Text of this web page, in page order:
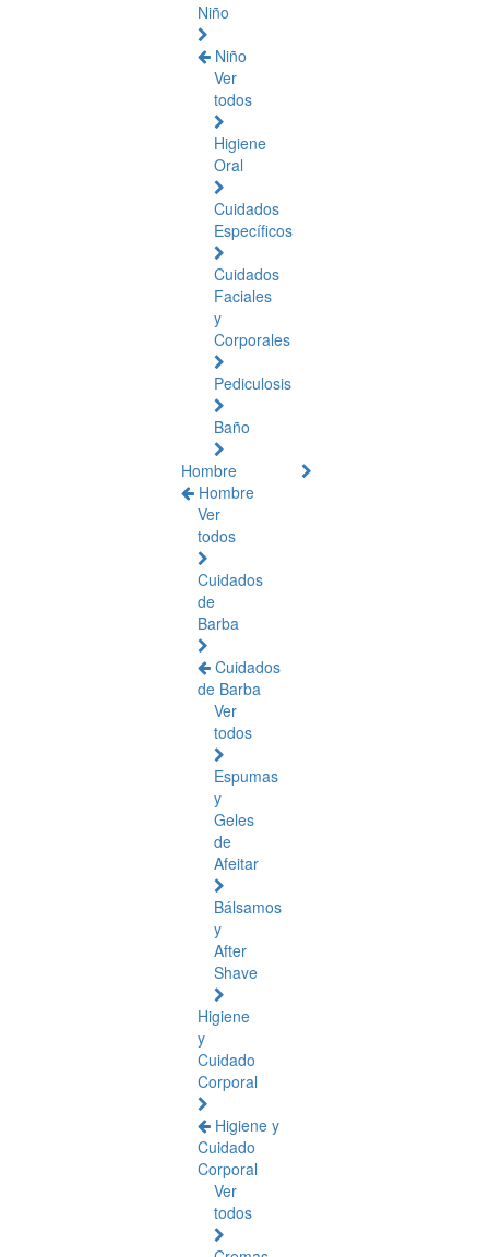
Niño
Niño
Ver
todos
Higiene
Oral
Cuidados
Específicos
Cuidados
Faciales
y
Corporales
Pediculosis
Baño
Hombre
Hombre
Ver
todos
Cuidados
de
Barba
Cuidados
de Barba
Ver
todos
Espumas
y
Geles
de
Afeitar
Bálsamos
y
After
Shave
Higiene
y
Cuidado
Corporal
Higiene y
Cuidado
Corporal
Ver
todos